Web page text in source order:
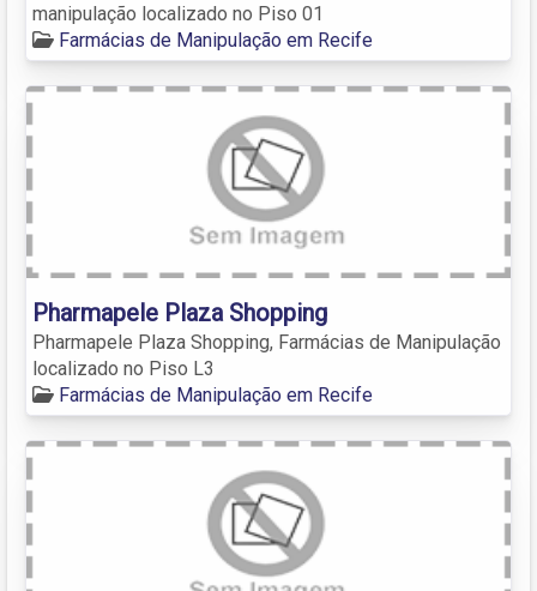
manipulação localizado no Piso 01
Farmácias de Manipulação em Recife
Pharmapele Plaza Shopping
Pharmapele Plaza Shopping, Farmácias de Manipulação
localizado no Piso L3
Farmácias de Manipulação em Recife